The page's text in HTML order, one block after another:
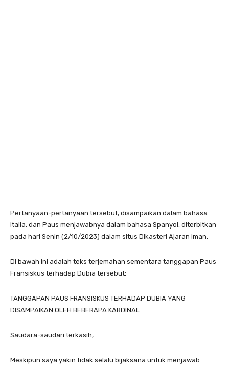
Pertanyaan-pertanyaan tersebut, disampaikan dalam bahasa
Italia, dan Paus menjawabnya dalam bahasa Spanyol, diterbitkan
pada hari Senin (2/10/2023) dalam situs Dikasteri Ajaran Iman.
Di bawah ini adalah teks terjemahan sementara tanggapan Paus
Fransiskus terhadap Dubia tersebut:
TANGGAPAN PAUS FRANSISKUS TERHADAP DUBIA YANG
DISAMPAIKAN OLEH BEBERAPA KARDINAL
Saudara-saudari terkasih,
Meskipun saya yakin tidak selalu bijaksana untuk menjawab